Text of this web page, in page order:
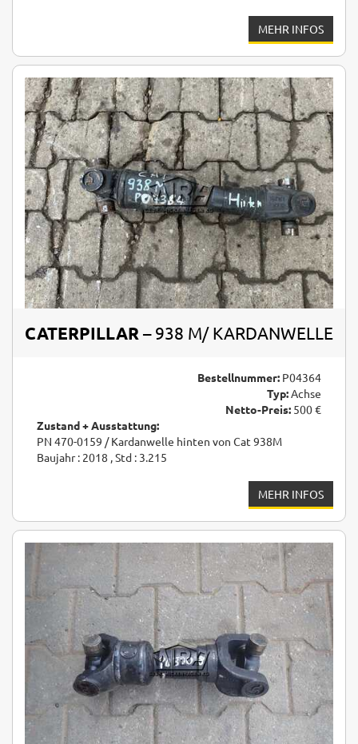
MEHR INFOS
CATERPILLAR – 938 M/ KARDANWELLE
Bestellnummer: P04364
Typ:Achse
Netto-Preis: 500 €
Zustand + Ausstattung:
PN 470-0159 / Kardanwelle hinten von Cat 938M
Baujahr : 2018 , Std : 3.215
MEHR INFOS